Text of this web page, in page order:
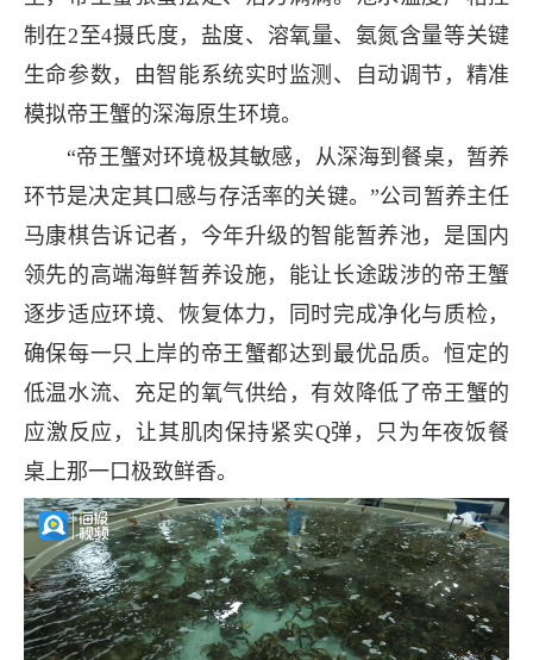
制在2至4摄氏度，盐度、溶氧量、氨氮含量等关键
生命参数，由智能系统实时监测、自动调节，精准
模拟帝王蟹的深海原生环境。
“帝王蟹对环境极其敏感，从深海到餐桌，暂养
环节是决定其口感与存活率的关键。”公司暂养主任
马康棋告诉记者，今年升级的智能暂养池，是国内
领先的高端海鲜暂养设施，能让长途跋涉的帝王蟹
逐步适应环境、恢复体力，同时完成净化与质检，
确保每一只上岸的帝王蟹都达到最优品质。恒定的
低温水流、充足的氧气供给，有效降低了帝王蟹的
应激反应，让其肌肉保持紧实Q弹，只为年夜饭餐
桌上那一口极致鲜香。